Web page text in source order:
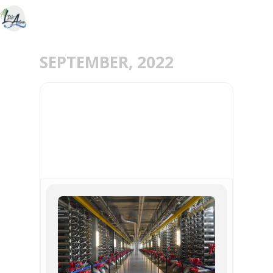
SEPTEMBER, 2022